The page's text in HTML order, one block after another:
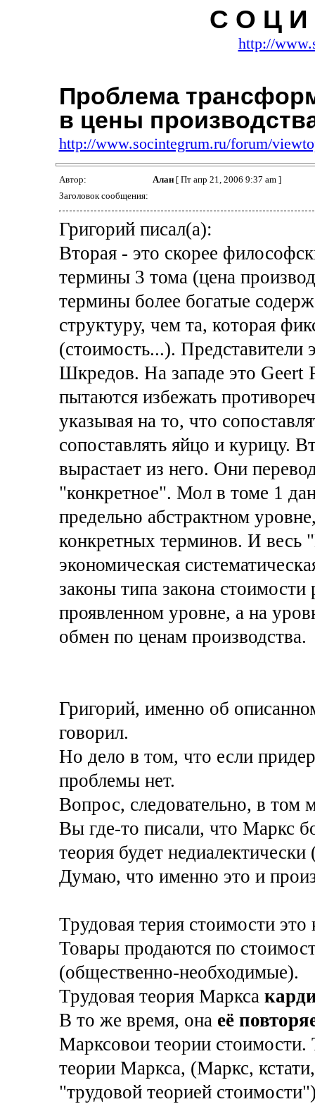
С О Ц И
http://
Проблема
в цены
http://www.socintegrum.ru/forum/
Автор: Алан[ Пт апр 21, 2006 9:37 am ]
Заголовок сообщения:
Григорий писал(а):
Вторая - это скорее
термины 3 тома (цена
термины более богатые
структуру, чем та, которая
(стоимость...). Представители
Шкредов. На западе это Geert
пытаются избежать
указывая на то, что
сопоставлять яйцо и курицу.
вырастает из него. Они
"конкретное". Мол в томе 1
предельно абстрактном
конкретных терминов. И весь
экономическая
законы типа закона
проявленном уровне, а на
обмен по ценам производства.
Григорий, именно об
говорил.
Но дело в том, что если
проблемы нет.
Вопрос, следовательно, в том
Вы где-то писали, что Маркс
теория будет
Думаю, что именно это и
Трудовая терия стоимости
Товары продаются по
(общественно-необходимые).
Трудовая теория Маркса
В то же время, она её
Марксовои теории стоимости.
теории Маркса, (Маркс,
"трудовой теорией